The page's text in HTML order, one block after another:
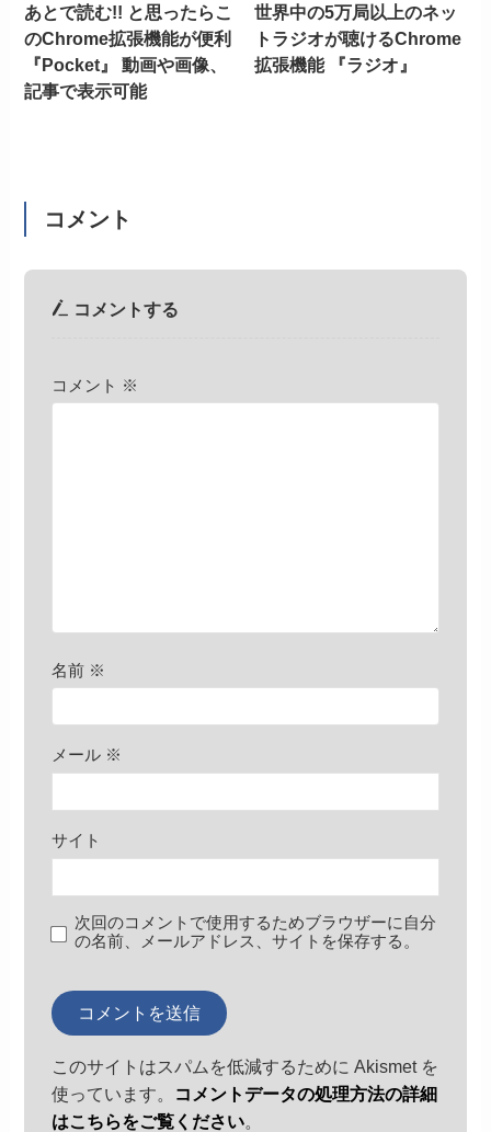
あとで読む!! と思ったらこ
のChrome拡張機能が便利
『Pocket』 動画や画像、
記事で表示可能
世界中の5万局以上のネッ
トラジオが聴けるChrome
拡張機能 『ラジオ』
コメント
コメントする
コメント ※
名前 ※
メール ※
サイト
次回のコメントで使用するためブラウザーに自分
の名前、メールアドレス、サイトを保存する。
このサイトはスパムを低減するために Akismet を
使っています。
コメントデータの処理方法の詳細
はこちらをご覧ください。